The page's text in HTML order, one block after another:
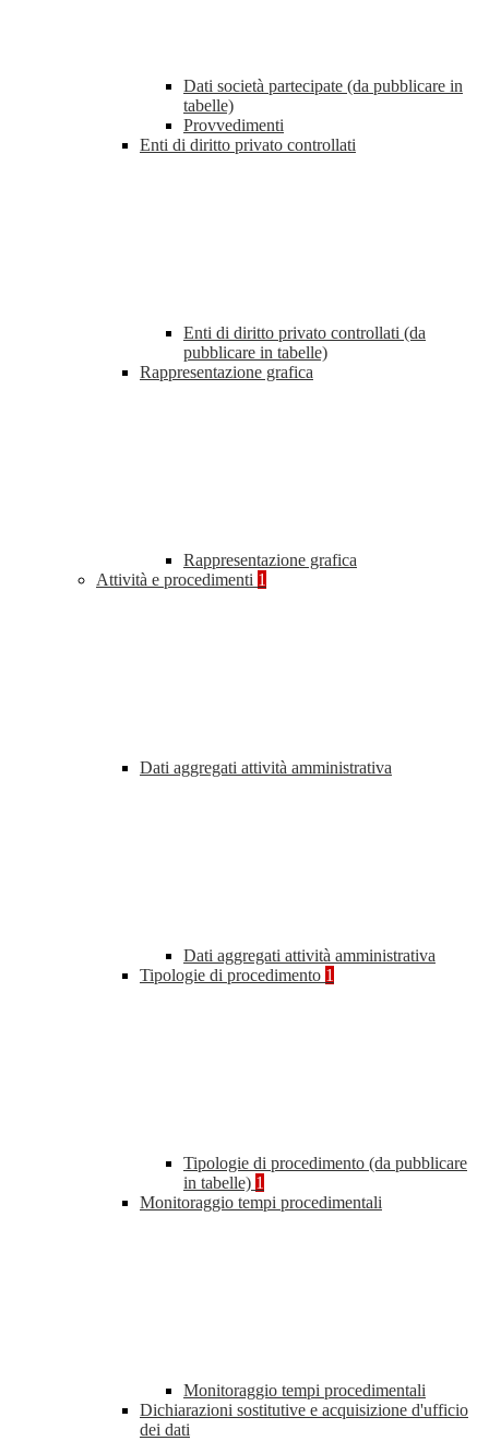
Dati società partecipate (da pubblicare in
tabelle)
Provvedimenti
Enti di diritto privato controllati
Enti di diritto privato controllati (da
pubblicare in tabelle)
Rappresentazione grafica
Rappresentazione grafica
Attività e procedimenti 1
Dati aggregati attività amministrativa
Dati aggregati attività amministrativa
Tipologie di procedimento 1
Tipologie di procedimento (da pubblicare
in tabelle) 1
Monitoraggio tempi procedimentali
Monitoraggio tempi procedimentali
Dichiarazioni sostitutive e acquisizione d'ufficio
dei dati